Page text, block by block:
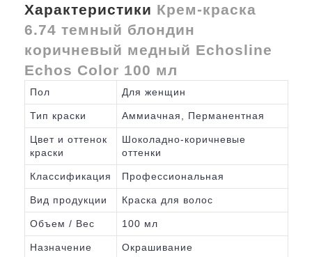
Характеристики Крем-краска
6.74 темный блондин
коричневый медный Echosline
Echos Color 100 мл
Пол Для женщин
Тип краски Аммиачная, Перманентная
Цвет и оттенок
краски
Шоколадно-коричневые
оттенки
Классификация Профессиональная
Вид продукции Краска для волос
Объем / Вес 100 мл
Назначение Окрашивание